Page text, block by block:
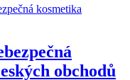
obchodů